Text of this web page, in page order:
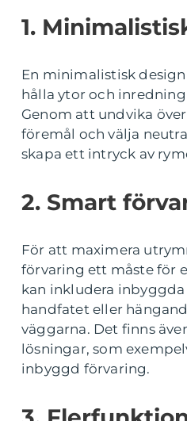
1.
En minimalistisk
hålla ytor och
Genom att undvika
föremål och välja
skapa ett intryck av
2. Smart
För att maximera
förvaring ett måste för
kan inkludera
handfatet eller
väggarna. Det finns
lösningar, som
inbyggd förvaring.